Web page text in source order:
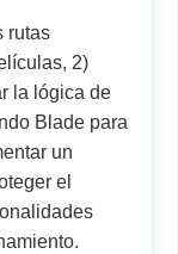
rutas
2)
la lógica de
Blade para
un
el